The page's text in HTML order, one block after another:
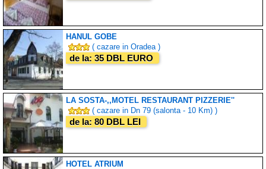
HANUL GOBE
( cazare in Oradea )
de la: 35 DBL EURO
LA SOSTA-,,MOTEL RESTAURANT PIZZERIE''
( cazare in Dn 79 (salonta - 10 Km) )
de la: 80 DBL LEI
HOTEL ATRIUM